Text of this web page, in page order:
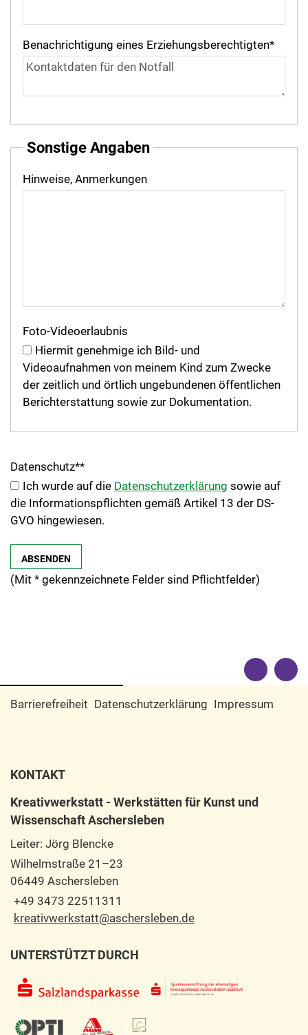
Benachrichtigung eines Erziehungsberechtigten*
Sonstige Angaben
Hinweise, Anmerkungen
Foto-Videoerlaubnis
Hiermit genehmige ich Bild- und
Videoaufnahmen von meinem Kind zum Zwecke
der zeitlich und örtlich ungebundenen öffentlichen
Berichterstattung sowie zur Dokumentation.
Datenschutz**
Ich wurde auf die Datenschutzerklärung sowie auf
die Informationspflichten gemäß Artikel 13 der DS-
GVO hingewiesen.
(Mit * gekennzeichnete Felder sind Pflichtfelder)
Barrierefreiheit Datenschutzerklärung Impressum
KONTAKT
Kreativwerkstatt - Werkstätten für Kunst und
Wissenschaft Aschersleben
Leiter: Jörg Blencke
Wilhelmstraße 21–23
06449 Aschersleben
+49 3473 22511311
kreativwerkstatt@aschersleben.de
UNTERSTÜTZT DURCH